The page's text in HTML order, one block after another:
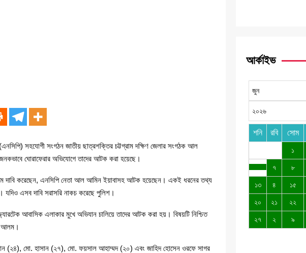
(এনসিপি) সহযোগী সংগঠন জাতীয় ছাত্রশক্তির চট্টগ্রাম দক্ষিণ জেলার সংগঠক আল
ঘোরাফেরার অভিযোগে তাদের আটক করা হয়েছে।
দাবি করেছেন, এনসিপি নেতা আল আমিন ইয়াবাসহ আটক হয়েছেন। একই ধরনের তথ্য
এসব দাবি সরাসরি নাকচ করেছে পুলিশ।
আবাসিক এলাকার মুখে অভিযান চালিয়ে তাদের আটক করা হয়। বিষয়টি নিশ্চিত
আলম।
মো. হাসান (২৭), মো. ফয়সাল আহাম্মদ (২০) এবং জাহিদ হোসেন ওরফে সাগর
আর্কাইভ
শনি রবি সোম
১
৭ ৮
১৩ ৪ ১৫
২০ ২১ ২২
২৭ ২ ৯